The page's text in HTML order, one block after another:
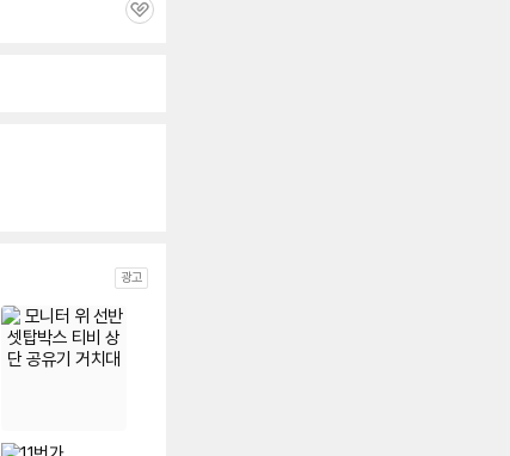
관
광고